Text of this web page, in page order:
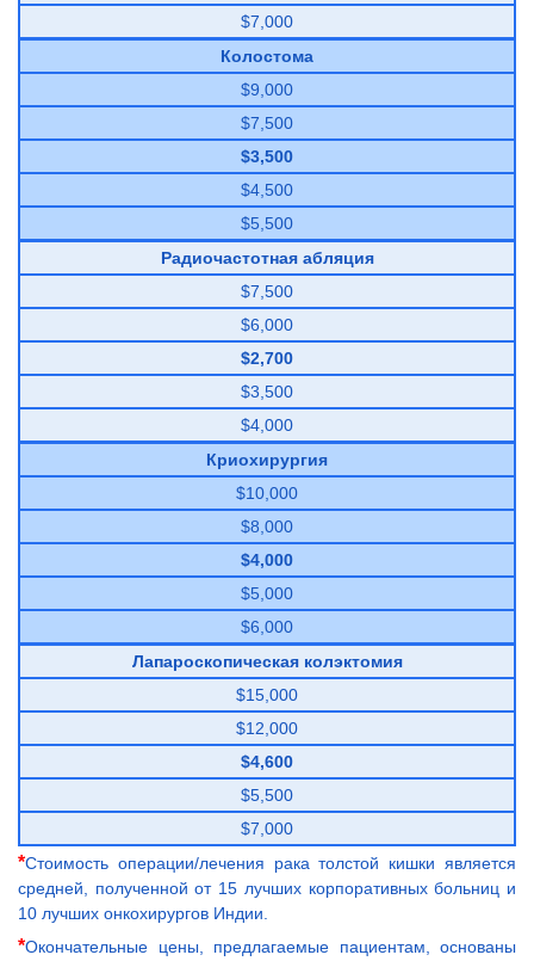
$7,000
Колостома
$9,000
$7,500
$3,500
$4,500
$5,500
Радиочастотная абляция
$7,500
$6,000
$2,700
$3,500
$4,000
Криохирургия
$10,000
$8,000
$4,000
$5,000
$6,000
Лапароскопическая колэктомия
$15,000
$12,000
$4,600
$5,500
$7,000
*Стоимость операции/лечения рака толстой кишки является
средней, полученной от 15 лучших корпоративных больниц и
10 лучших онкохирургов Индии.
*Окончательные цены, предлагаемые пациентам, основаны